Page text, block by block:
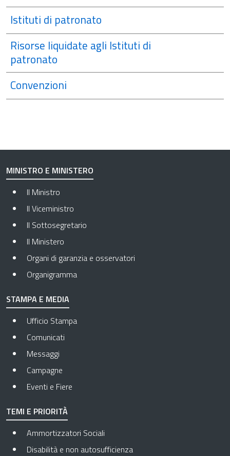
Istituti di patronato
Risorse liquidate agli Istituti di
patronato
Convenzioni
MINISTRO E MINISTERO
Il Ministro
Il Viceministro
Il Sottosegretario
Il Ministero
Organi di garanzia e osservatori
Organigramma
STAMPA E MEDIA
Ufficio Stampa
Comunicati
Messaggi
Campagne
Eventi e Fiere
TEMI E PRIORITÀ
Ammortizzatori Sociali
Disabilità e non autosufficienza